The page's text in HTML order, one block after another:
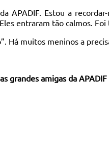
APADIF. Estou a
entraram tão calmos.
Há muitos meninos a
grandes amigas da APADIF